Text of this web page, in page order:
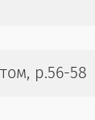
р.56-58